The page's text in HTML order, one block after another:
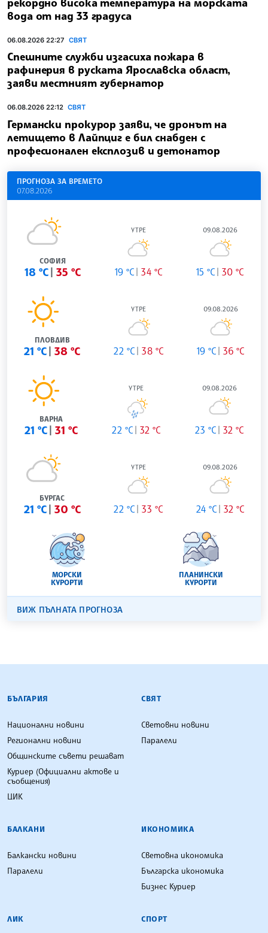
вода от над 33 градуса
06.08.2026 22:27 СВЯТ
Спешните служби изгасиха пожара в
рафинерия в руската Ярославска област,
заяви местният губернатор
06.08.2026 22:12 СВЯТ
Германски прокурор заяви, че дронът на
летището в Лайпциг е бил снабден с
професионален експлозив и детонатор
ПРОГНОЗА ЗА ВРЕМЕТО
07.08.2026
СОФИЯ
18 °C 35 °C
УТРЕ
19 °C 34 °C
09.08.2026
15 °C 30 °C
ПЛОВДИВ
21 °C 38 °C
УТРЕ
22 °C 38 °C
09.08.2026
19 °C 36 °C
ВАРНА
21 °C 31 °C
УТРЕ
22 °C 32 °C
09.08.2026
23 °C 32 °C
БУРГАС
21 °C 30 °C
УТРЕ
22 °C 33 °C
09.08.2026
24 °C 32 °C
МОРСКИ
КУРОРТИ
ПЛАНИНСКИ
КУРОРТИ
ВИЖ ПЪЛНАТА ПРОГНОЗА
БЪЛГАРСКА ТЕЛЕГРАФНА АГЕНЦИЯ
БЪЛГАРИЯ
Национални новини
Регионални новини
Общинските съвети решават
Куриер (Официални актове и
съобщения)
ЦИК
СВЯТ
Световни новини
Паралели
БАЛКАНИ
Балкански новини
Паралели
ИКОНОМИКА
Световна икономика
Българска икономика
Бизнес Куриер
ЛИК СПОРТ